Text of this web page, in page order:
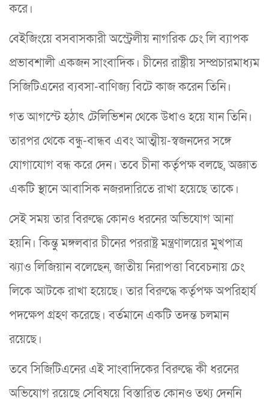
করে।
বেইজিংয়ে বসবাসকারী অস্ট্রেলীয় নাগরিক চেং লি ব্যাপক
প্রভাবশালী একজন সাংবাদিক। চীনের রাষ্ট্রীয় সম্প্রচারমাধ্যম
সিজিটিএনের ব্যবসা-বাণিজ্য বিটে কাজ করেন তিনি।
গত আগস্টে হঠাৎ টেলিভিশন থেকে উধাও হয়ে যান তিনি।
তারপর থেকে বন্ধু-বান্ধব এবং আত্মীয়-স্বজনদের সঙ্গে
যোগাযোগ বন্ধ করে দেন। তবে চীনা কর্তৃপক্ষ বলছে, অজ্ঞাত
একটি স্থানে আবাসিক নজরদারিতে রাখা হয়েছে তাকে।
সেই সময় তার বিরুদ্ধে কোনও ধরনের অভিযোগ আনা
হয়নি। কিন্তু মঙ্গলবার চীনের পররাষ্ট্র মন্ত্রণালয়ের মুখপাত্র
ঝ্যাও লিজিয়ান বলেছেন, জাতীয় নিরাপত্তা বিবেচনায় চেং
লিকে আটকে রাখা হয়েছে। তার বিরুদ্ধে কর্তৃপক্ষ অপরিহার্য
পদক্ষেপ গ্রহণ করেছে। বর্তমানে একটি তদন্ত চলমান
রয়েছে।
তবে সিজিটিএনের এই সাংবাদিকের বিরুদ্ধে কী ধরনের
অভিযোগ রয়েছে সেবিষয়ে বিস্তারিত কোনও তথ্য দেননি